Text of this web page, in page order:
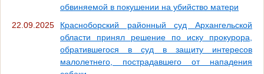
обвиняемой в покушении на убийство матери
22.09.2025
Красноборский районный суд Архангельской
области принял решение по иску прокурора,
обратившегося в суд в защиту интересов
малолетнего, пострадавшего от нападения